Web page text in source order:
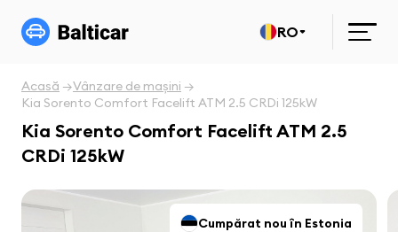
RO
Acasă
Vânzare de mașini
Kia Sorento Comfort Facelift ATM 2.5 CRDi 125kW
Kia Sorento Comfort Facelift ATM 2.5
CRDi 125kW
Cumpărat nou în Estonia